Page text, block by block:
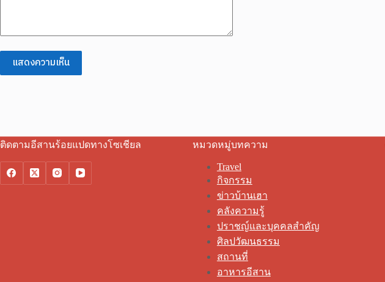
แสดงความเห็น
ติดตามอีสานร้อยแปดทางโซเชียล หมวดหมู่บทความ
Travel
กิจกรรม
ข่าวบ้านเฮา
คลังความรู้
ปราชญ์และบุคคลสำคัญ
ศิลปวัฒนธรรม
สถานที่
อาหารอีสาน